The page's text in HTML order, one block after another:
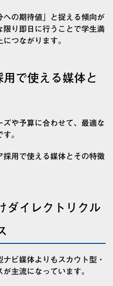
の期待値」と捉える傾向が
限り即日に行うことで学生満
つながります。
で使える媒体と
や予算に合わせて、最適な
。
採用で使える媒体とその特徴
ダイレクトリクル
ビ媒体よりもスカウト型・
主流になっています。